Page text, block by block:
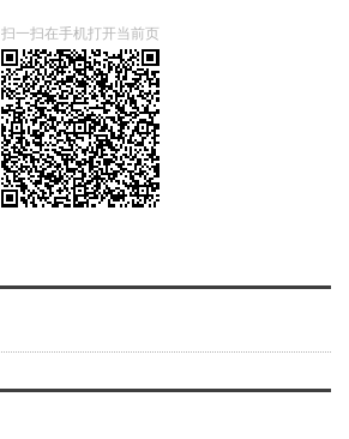
扫一扫在手机打开当前页